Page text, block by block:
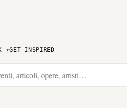
GET INSPIRED